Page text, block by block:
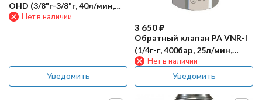
OHD (3/8"г-3/8"г, 40л/мин,
280бар, лат)
Нет в наличии
Уведомить
3 650₽
Обратный клапан PA VNR-I
(1/4г-г, 400бар, 25л/мин,
нерж, EPDM)
Нет в наличии
Уведомить